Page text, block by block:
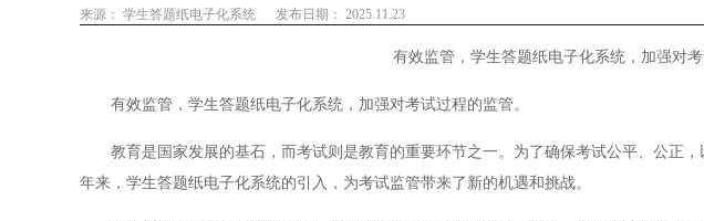
来源： 学生答题纸电子化系统 发布日期： 2025.11.23
有效监管，学生答题纸电子化系统，加强对
有效监管，学生答题纸电子化系统，加强对考试过程的监管。
教育是国家发展的基石，而考试则是教育的重要环节之一。为了确保考试公平、公正，
年来，学生答题纸电子化系统的引入，为考试监管带来了新的机遇和挑战。